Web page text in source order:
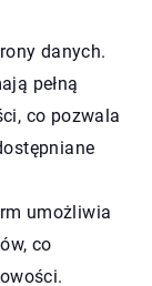
danych.
pełną
co pozwala
umożliwia
co